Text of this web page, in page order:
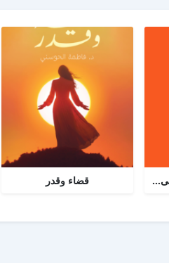
عقلية المحترف : لماذا يبقى البعض هواة رغم الموهبة؟ قضاء وقدر